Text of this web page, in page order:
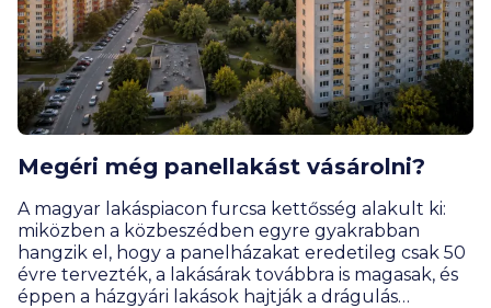
Megéri még panellakást vásárolni?
A magyar lakáspiacon furcsa kettősség alakult ki:
miközben a közbeszédben egyre gyakrabban
hangzik el, hogy a panelházakat eredetileg csak 50
évre tervezték, a lakásárak továbbra is magasak, és
éppen a házgyári lakások hajtják a drágulás